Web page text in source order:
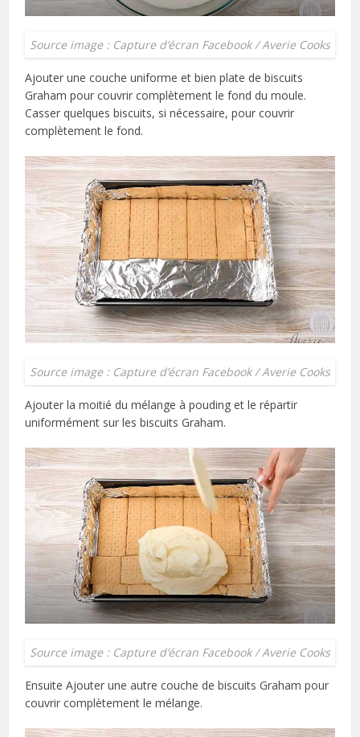
Source image : Capture d’écran Facebook / Averie Cooks
Ajouter une couche uniforme et bien plate de biscuits
Graham pour couvrir complètement le fond du moule.
Casser quelques biscuits, si nécessaire, pour couvrir
complètement le fond.
Source image : Capture d’écran Facebook / Averie Cooks
Ajouter la moitié du mélange à pouding et le répartir
uniformément sur les biscuits Graham.
Source image : Capture d’écran Facebook / Averie Cooks
Ensuite Ajouter une autre couche de biscuits Graham pour
couvrir complètement le mélange.